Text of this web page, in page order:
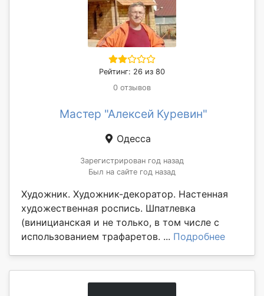
Рейтинг: 26 из 80
0 отзывов
Мастер "Алексей Куревин"
Одесса
Зарегистрирован год назад
Был на сайте год назад
Художник. Художник-декоратор. Настенная
художественная роспись. Шпатлевка
(виницианская и не только, в том числе с
использованием трафаретов. ... Подробнее